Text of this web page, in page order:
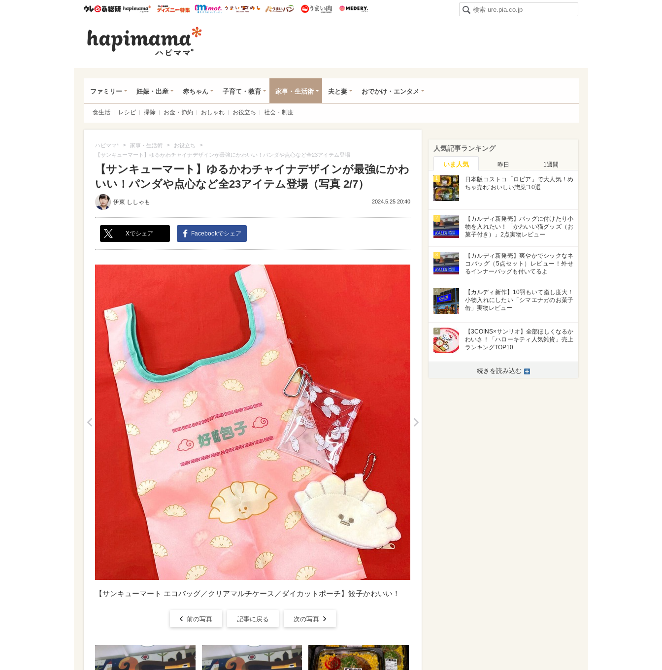
ウレぴあ総研ハピママ* ウレぴあ総研 ディズニー特集
mimot. うまいめし うまいパン うまい肉
ファミリー 妊娠・出産 赤ちゃん 子育て・教育 家事・生活術 夫と妻 おでかけ・エンタメ
食生活 レシピ 掃除 お金・節約 おしゃれ お役立ち 社会・制度
ハピママ* > 家事・生活術 > お役立ち >
【サンキューマート】ゆるかわチャイナデザインが最強にかわいい！パンダや点心など全23アイテム登場
【サンキューマート】ゆるかわチャイナデザインが最強にかわ
いい！パンダや点心など全23アイテム登場（写真 2/7）
伊東 ししゃも 2024.5.25 20:40
Xでシェア Facebookでシェア
【サンキューマート エコバッグ／クリアマルチケース／ダイカットポーチ】餃子かわいい！
前の写真 記事に戻る 次の写真
人気記事ランキング
いま人気 昨日 1週間
1
日本版コストコ「ロピア」で大人気！め
ちゃ売れ“おいしい惣菜”10選
2
【カルディ新発売】バッグに付けたり小
物を入れたい！「かわいい猫グッズ（お
菓子付き）」2点実物レビュー
3
【カルディ新発売】爽やかでシックなネ
コバッグ（5点セット）レビュー！外せ
るインナーバッグも付いてるよ
4
【カルディ新作】10羽もいて癒し度大！
小物入れにしたい「シマエナガのお菓子
缶」実物レビュー
5
【3COINS×サンリオ】全部ほしくなるか
わいさ！「ハローキティ人気雑貨」売上
ランキングTOP10
続きを読み込む